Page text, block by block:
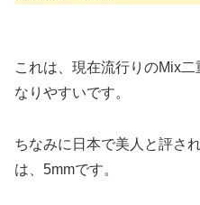
これは、現在流行りのMix
なりやすいです。
ちなみに日本で美人と評さ
は、5mmです。